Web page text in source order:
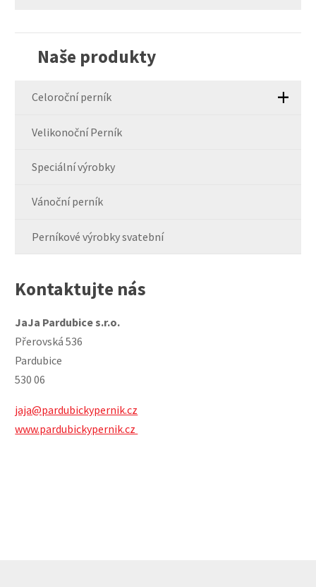
odeslat.
Naše produkty
Celoroční perník
Velikonoční Perník
Speciální výrobky
Vánoční perník
Perníkové výrobky svatební
Kontaktujte nás
JaJa Pardubice s.r.o.
Přerovská 536
Pardubice
530 06
jaja@pardubickypernik.cz
www.pardubickypernik.cz